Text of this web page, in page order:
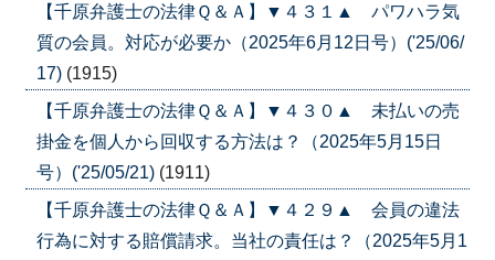
【千原弁護士の法律Ｑ＆Ａ】▼４３１▲ パワハラ気
質の会員。対応が必要か（2025年6月12日号）('25/06/
17) (1915)
【千原弁護士の法律Ｑ＆Ａ】▼４３０▲ 未払いの売
掛金を個人から回収する方法は？（2025年5月15日
号）('25/05/21) (1911)
【千原弁護士の法律Ｑ＆Ａ】▼４２９▲ 会員の違法
行為に対する賠償請求。当社の責任は？（2025年5月1